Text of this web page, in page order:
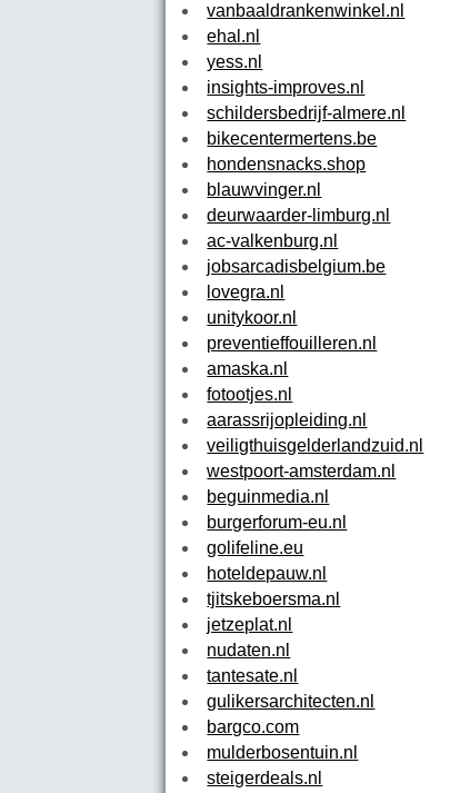
vanbaaldrankenwinkel.nl
ehal.nl
yess.nl
insights-improves.nl
schildersbedrijf-almere.nl
bikecentermertens.be
hondensnacks.shop
blauwvinger.nl
deurwaarder-limburg.nl
ac-valkenburg.nl
jobsarcadisbelgium.be
lovegra.nl
unitykoor.nl
preventieffouilleren.nl
amaska.nl
fotootjes.nl
aarassrijopleiding.nl
veiligthuisgelderlandzuid.nl
westpoort-amsterdam.nl
beguinmedia.nl
burgerforum-eu.nl
golifeline.eu
hoteldepauw.nl
tjitskeboersma.nl
jetzeplat.nl
nudaten.nl
tantesate.nl
gulikersarchitecten.nl
bargco.com
mulderbosentuin.nl
steigerdeals.nl